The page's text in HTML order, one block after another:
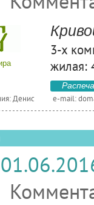
3-х
жилая:
Денис e-mail: